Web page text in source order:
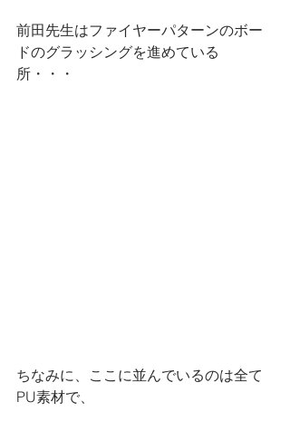
前田先生はファイヤーパターンのボー
ドのグラッシングを進めている
所・・・
ちなみに、ここに並んでいるのは全て
PU素材で、